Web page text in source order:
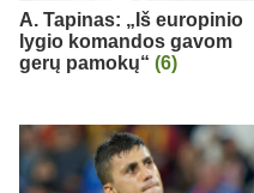
A. Tapinas: „Iš europinio
lygio komandos gavom
gerų pamokų“ (6)